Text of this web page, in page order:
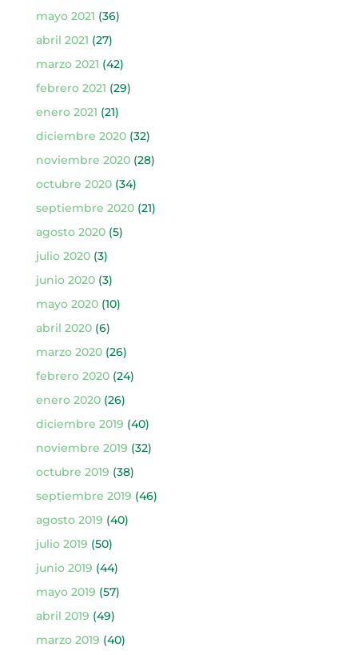
mayo 2021 (36)
abril 2021 (27)
marzo 2021 (42)
febrero 2021 (29)
enero 2021 (21)
diciembre 2020(32)
noviembre 2020(28)
octubre 2020(34)
septiembre 2020(21)
agosto 2020(5)
julio 2020(3)
junio 2020(3)
mayo 2020(10)
abril 2020(6)
marzo 2020(26)
febrero 2020(24)
enero 2020(26)
diciembre 2019 (40)
noviembre 2019 (32)
octubre 2019 (38)
septiembre 2019 (46)
agosto 2019 (40)
julio 2019 (50)
junio 2019 (44)
mayo 2019 (57)
abril 2019 (49)
marzo 2019 (40)